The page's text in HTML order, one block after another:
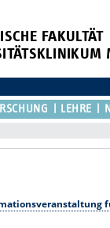
FAKULTÄT
LEHRE